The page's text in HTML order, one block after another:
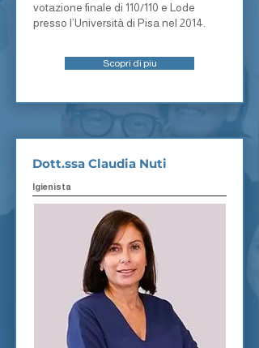
votazione finale di 110/110 e Lode
presso l’Università di Pisa nel 2014.
Scopri di piu
Dott.ssa Claudia Nuti
Igienista